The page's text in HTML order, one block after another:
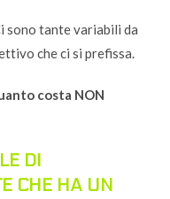
sono tante variabili da
che ci si prefissa.
costa NON
DI
CHE HA UN